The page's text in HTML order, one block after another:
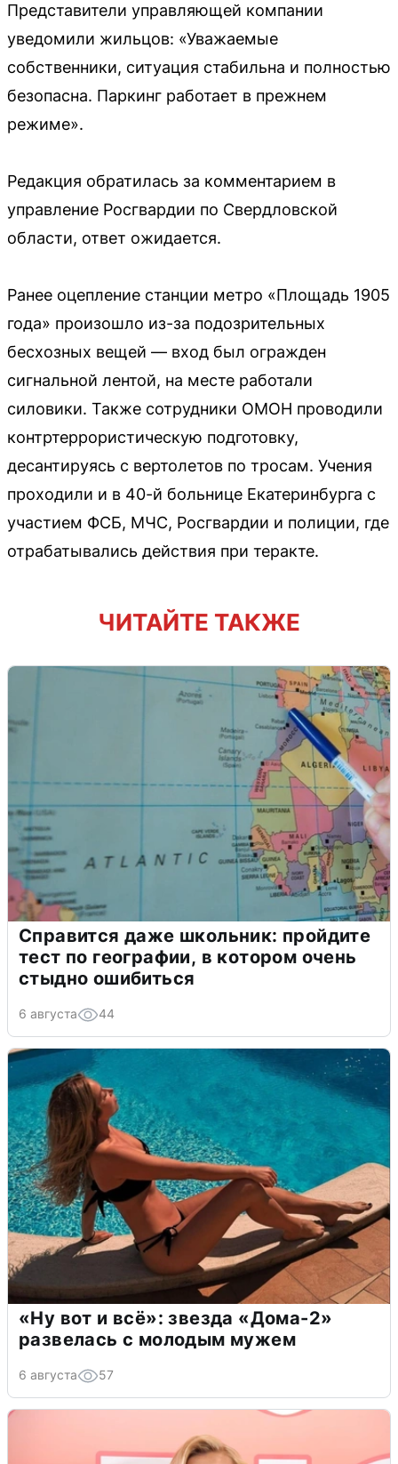
Представители управляющей компании
уведомили жильцов: «Уважаемые
собственники, ситуация стабильна и полностью
безопасна. Паркинг работает в прежнем
режиме».
Редакция обратилась за комментарием в
управление Росгвардии по Свердловской
области, ответ ожидается.
Ранее оцепление станции метро «Площадь 1905
года» произошло из-за подозрительных
бесхозных вещей — вход был огражден
сигнальной лентой, на месте работали
силовики. Также сотрудники ОМОН проводили
контртеррористическую подготовку,
десантируясь с вертолетов по тросам. Учения
проходили и в 40-й больнице Екатеринбурга с
участием ФСБ, МЧС, Росгвардии и полиции, где
отрабатывались действия при теракте.
ЧИТАЙТЕ ТАКЖЕ
Справится даже школьник: пройдите
тест по географии, в котором очень
стыдно ошибиться
6 августа 44
«Ну вот и всё»: звезда «Дома-2»
развелась с молодым мужем
6 августа 57